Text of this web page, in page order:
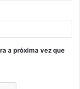
a próxima vez que